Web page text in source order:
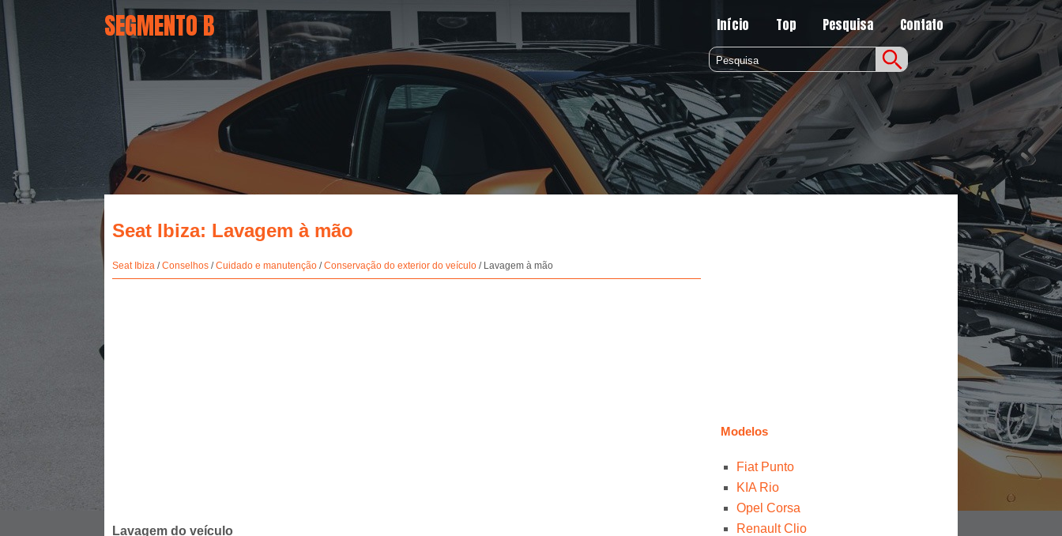
SEGMENTO B Início Top Pesquisa Contato
Seat Ibiza: Lavagem à mão
Seat Ibiza /Conselhos /Cuidado e manutenção /Conservação do exterior do veículo / Lavagem à mão
Lavagem do veículo
Modelos
Fiat Punto
KIA Rio
Opel Corsa
Renault Clio